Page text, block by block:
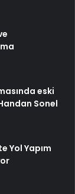
eski
Sonel
Yol Yapım